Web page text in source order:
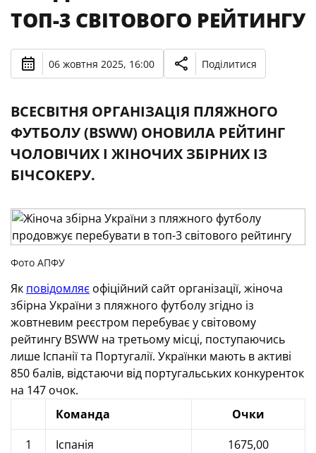
ТОП-3 СВІТОВОГО РЕЙТИНГУ
06 жовтня 2025, 16:00 Поділитися
ВСЕСВІТНЯ ОРГАНІЗАЦІЯ ПЛЯЖНОГО
ФУТБОЛУ (BSWW) ОНОВИЛА РЕЙТИНГ
ЧОЛОВІЧИХ І ЖІНОЧИХ ЗБІРНИХ ІЗ
БІЧСОКЕРУ.
Фото АПФУ
Як повідомляє офіційний сайт організації, жіноча
збірна України з пляжного футболу згідно із
жовтневим реєстром перебуває у світовому
рейтингу BSWW на третьому місці, поступаючись
лише Іспанії та Португалії. Українки мають в активі
850 балів, відстаючи від португальських конкуренток
на 147 очок.
Команда
Очки
1
Іспанія
1675,00